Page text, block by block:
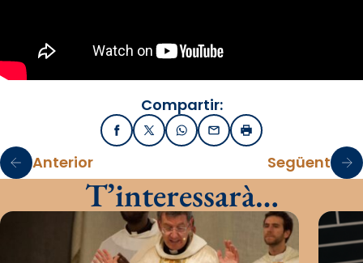
Compartir:
FacebookX / TwitterWhatsApp
EmailImprimir
Anterior Següent
T’interessarà…